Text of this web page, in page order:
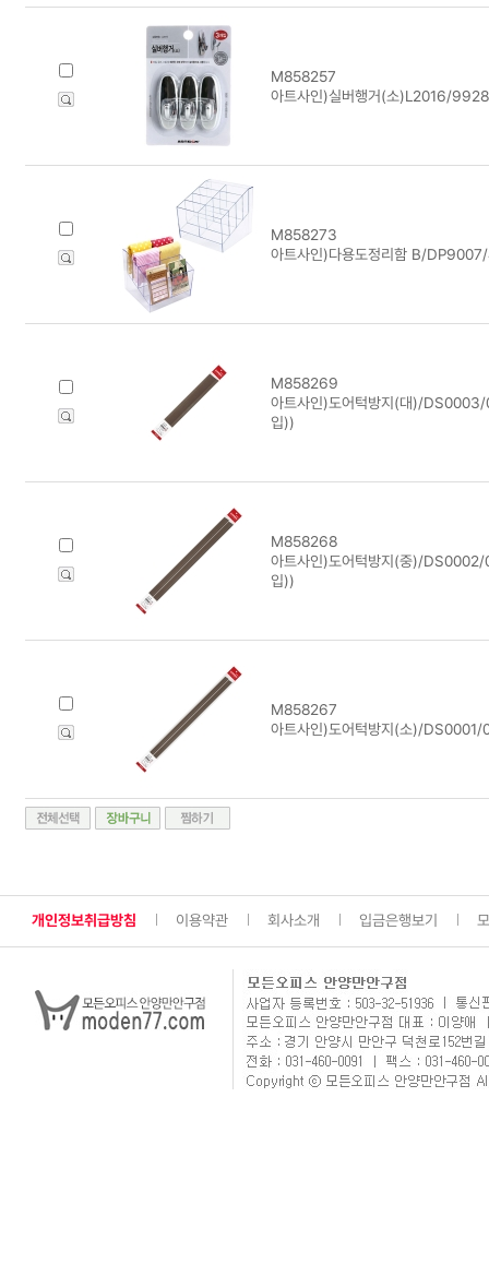
M858257
아트사인)실버행거(소)L2016/
M858273
아트사인)다용도정리함 B/
M858269
아트사인)도어턱방지(대)/
입))
M858268
아트사인)도어턱방지(중)/
입))
M858267
아트사인)도어턱방지(소)/
개인정보취급방침 이용약관 회사소개 입금은행보기